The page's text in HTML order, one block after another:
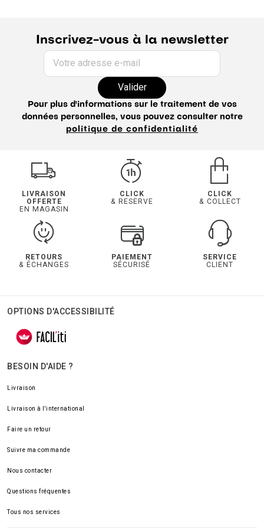
Inscrivez-vous à la newsletter
Votre adresse e-mail
Valider
Pour plus d'informations sur le traitement de vos
données personnelles, vous pouvez consulter notre
politique de confidentialité
LIVRAISON
OFFERTE
EN MAGASIN
CLICK
& RESERVE
CLICK
& COLLECT
RETOURS
& ÉCHANGES
PAIEMENT
SÉCURISÉ
SERVICE
CLIENT
OPTIONS D'ACCESSIBILITÉ
BESOIN D'AIDE ?
Livraison
Livraison à l'international
Faire un retour
Suivre ma commande
Nous contacter
Questions fréquentes
Tous nos services